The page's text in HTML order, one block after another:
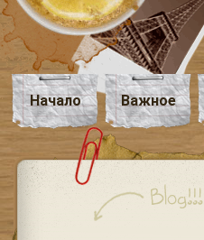
Начало Важное